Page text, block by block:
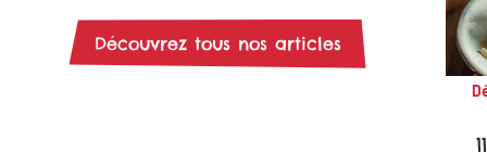
Découvrez tous nos articles